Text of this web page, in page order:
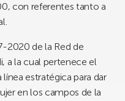
con referentes tanto a
2020 de la Red de
a la cual pertenece el
estratégica para dar
en los campos de la